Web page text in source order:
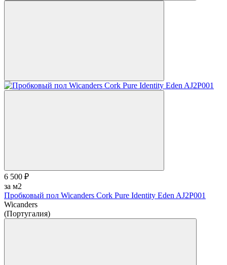
6 500 ₽
за м2
Пробковый пол Wicanders Cork Pure Identity Eden AJ2P001
Wicanders
(Португалия)